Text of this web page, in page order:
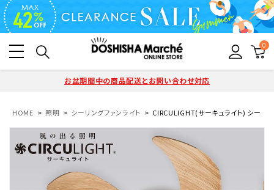
0
お盆期間中の商品配送とお問い合わせ対応
HOME 照明 シーリングファンライト CIRCULIGHT(サーキュライト) シーリ